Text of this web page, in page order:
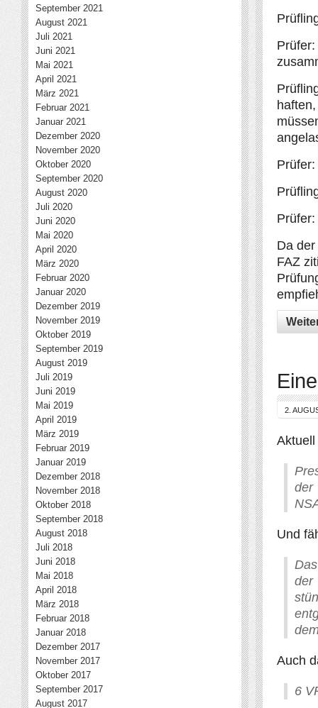
Da
FAZ
2.
der
Und
der
Auch
6
September 2021
August 2021
Juli 2021
Juni 2021
Mai 2021
April 2021
März 2021
Februar 2021
Januar 2021
Dezember 2020
November 2020
Oktober 2020
September 2020
August 2020
Juli 2020
Juni 2020
Mai 2020
April 2020
März 2020
Februar 2020
Januar 2020
Dezember 2019
November 2019
Oktober 2019
September 2019
August 2019
Juli 2019
Juni 2019
Mai 2019
April 2019
März 2019
Februar 2019
Januar 2019
Dezember 2018
November 2018
Oktober 2018
September 2018
August 2018
Juli 2018
Juni 2018
Mai 2018
April 2018
März 2018
Februar 2018
Januar 2018
Dezember 2017
November 2017
Oktober 2017
September 2017
August 2017